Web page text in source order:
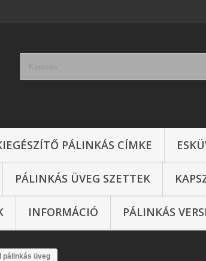
PÁLINKÁS CÍMKE
PÁLINKÁS ÜVEG SZETTEK
INFORMÁCIÓ PÁLINKÁS
pálinkás üveg